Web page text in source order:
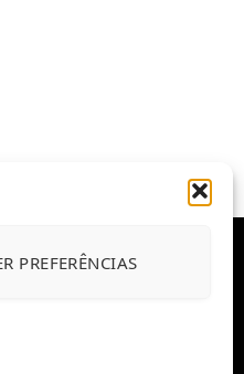
PREFERÊNCIAS